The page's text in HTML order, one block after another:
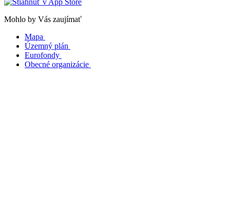
Mohlo by Vás zaujímať
Mapa
Územný plán
Eurofondy
Obecné organizácie